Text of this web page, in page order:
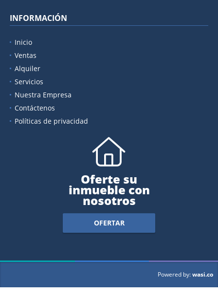
INFORMACIÓN
Inicio
Ventas
Alquiler
Servicios
Nuestra Empresa
Contáctenos
Políticas de privacidad
Oferte su
inmueble con
nosotros
OFERTAR
Powered by:wasi.co